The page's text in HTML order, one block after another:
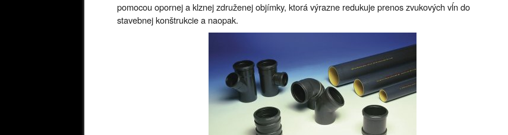
pomocou opornej a klznej združenej objímky, ktorá výrazne redukuje prenos zvukových vĺn do
stavebnej konštrukcie a naopak.